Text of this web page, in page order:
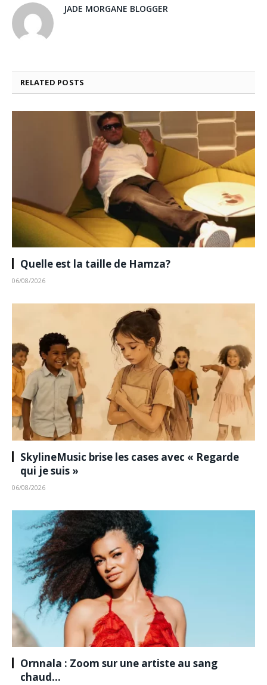
JADE MORGANE BLOGGER
RELATED POSTS
Quelle est la taille de Hamza?
06/08/2026
SkylineMusic brise les cases avec « Regarde
qui je suis »
06/08/2026
Ornnala : Zoom sur une artiste au sang
chaud…